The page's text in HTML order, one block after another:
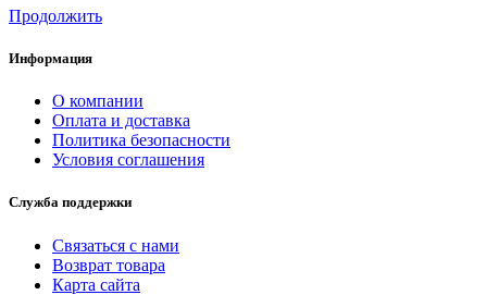
Продолжить
Информация
О компании
Оплата и доставка
Политика безопасности
Условия соглашения
Служба поддержки
Связаться с нами
Возврат товара
Карта сайта